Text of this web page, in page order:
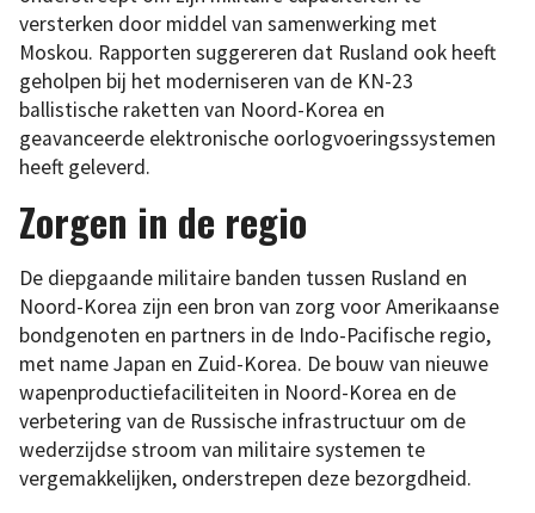
versterken door middel van samenwerking met
Moskou. Rapporten suggereren dat Rusland ook heeft
geholpen bij het moderniseren van de KN-23
ballistische raketten van Noord-Korea en
geavanceerde elektronische oorlogvoeringssystemen
heeft geleverd.
Zorgen in de regio
De diepgaande militaire banden tussen Rusland en
Noord-Korea zijn een bron van zorg voor Amerikaanse
bondgenoten en partners in de Indo-Pacifische regio,
met name Japan en Zuid-Korea. De bouw van nieuwe
wapenproductiefaciliteiten in Noord-Korea en de
verbetering van de Russische infrastructuur om de
wederzijdse stroom van militaire systemen te
vergemakkelijken, onderstrepen deze bezorgdheid.